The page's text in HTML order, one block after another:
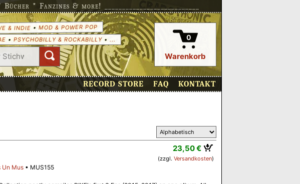
* Fanzines & more! ___________________________
& INDIE • MOD & POWER POP
• PSYCHOBILLY & ROCKABILLY• ... 0
Warenkorb
RECORD STORE FAQ KONTAKT
23,50 €
(zzgl. Versandkosten)
Un Mus
MUS155